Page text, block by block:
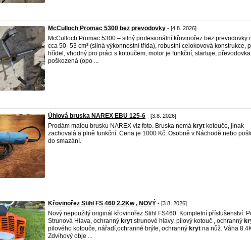
McCulloch Promac 5300 bez prevodovky - [4.8. 2026]
McCulloch Promac 5300 – silný profesionální křovinořez bez prevodovky
cca 50–53 cm³ (silná výkonnostní třída), robustní celokovová konstrukce,
hřídel, vhodný pro práci s kotoučem, motor je funkční, startuje,
poškozená (opo ...
Úhlová bruska NAREX EBU 125-6 - [3.8. 2026]
Prodám malou brusku NAREX viz foto. Bruska nemá kryt kotouče, jinak
zachovalá a plně funkční. Cena je 1000 Kč. Osobně v Náchodě nebo
do smazání.
Křovinořez Stihl FS 460 2.2Kw , NOVÝ - [3.8. 2026]
Nový nepoužitý originál křovinořez Stihl FS460. Kompletní příslušenství:
Strunová Hlava, ochranný kryt strunové hlavy, pilový kotouč , ochranný
pilového kotouče, nářadí,ochranné brýle, ochranný kryt na nůž. Váha
Zdvihový obje ...